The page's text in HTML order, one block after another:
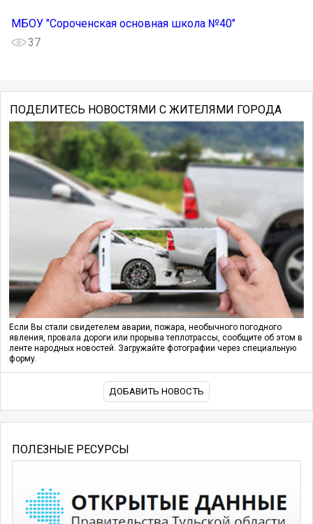
МБОУ "Сороченская основная школа №40"
37
ПОДЕЛИТЕСЬ НОВОСТЯМИ С ЖИТЕЛЯМИ ГОРОДА
Если Вы стали свидетелем аварии, пожара, необычного погодного
явления, провала дороги или прорыва теплотрассы, сообщите об этом в
ленте народных новостей. Загружайте фотографии через специальную
форму.
ДОБАВИТЬ НОВОСТЬ
ПОЛЕЗНЫЕ РЕСУРСЫ